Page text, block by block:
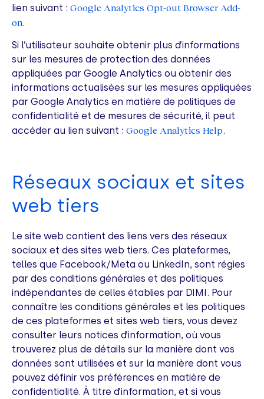
lien suivant : Google Analytics Opt-out Browser Add-
on.
Si l’utilisateur souhaite obtenir plus d’informations
sur les mesures de protection des données
appliquées par Google Analytics ou obtenir des
informations actualisées sur les mesures appliquées
par Google Analytics en matière de politiques de
confidentialité et de mesures de sécurité, il peut
accéder au lien suivant : Google Analytics Help.
Réseaux sociaux et sites
web tiers
Le site web contient des liens vers des réseaux
sociaux et des sites web tiers. Ces plateformes,
telles que Facebook/Meta ou LinkedIn, sont régies
par des conditions générales et des politiques
indépendantes de celles établies par DIMI. Pour
connaître les conditions générales et les politiques
de ces plateformes et sites web tiers, vous devez
consulter leurs notices d’information, où vous
trouverez plus de détails sur la manière dont vos
données sont utilisées et sur la manière dont vous
pouvez définir vos préférences en matière de
confidentialité. À titre d’information, et si vous